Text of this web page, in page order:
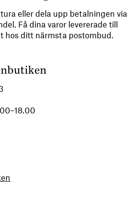
eller dela upp betalningen via
Få dina varor levererade till
hos ditt närmsta postombud.